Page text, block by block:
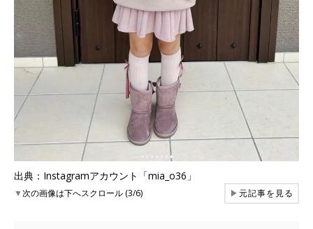
出典：Instagramアカウント「mia_o36」
▼次の画像は下へスクロール (3/6) ▶元記事を見る